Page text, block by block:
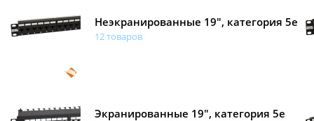
Неэкранированные 19", категория 5e
12 товаров
Экранированные 19", категория 5e